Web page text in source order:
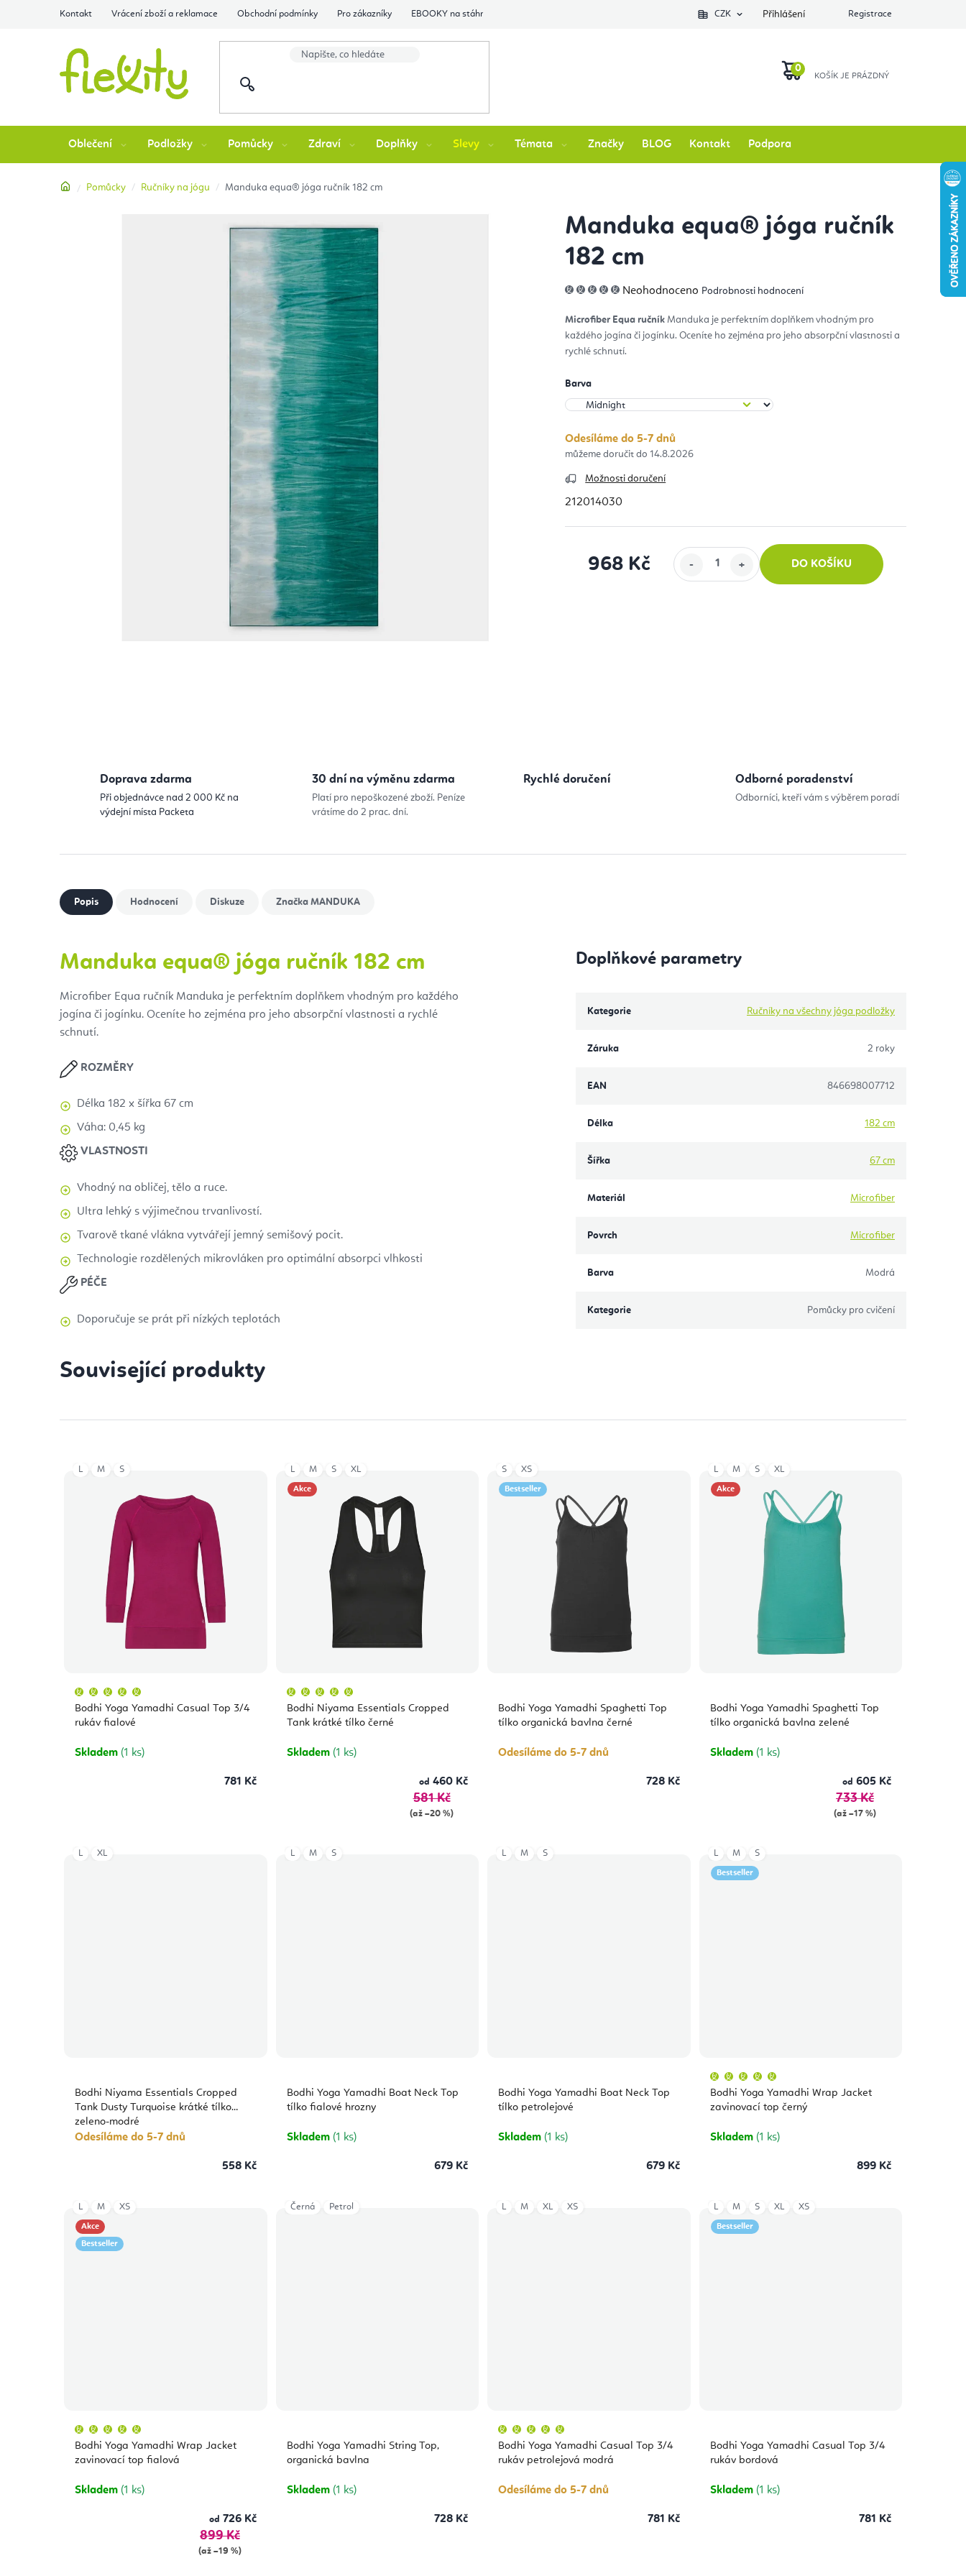
Kontakt Vrácení zboží a reklamace Obchodní podmínky Pro zákazníky EBOOKY na stáhnutí Podlozkynajogu.cz Zkontrolovat stav objednávky O nás
CZK Přihlášení Registrace
KOŠÍK
Oblečení Podložky Pomůcky Zdraví Doplňky Slevy Témata Značky BLOG Kontakt Podpora
DomůPomůcky Ručníky na jógu Manduka equa® jóga ručník 182 cm
Manduka equa® jóga ručník
182 cm
Průměrné
hodnocení
0,0
5
hvězdiček.
Neohodnoceno Podrobnosti hodnocení
Microfiber Equa ručník Manduka je perfektním doplňkem vhodným pro
každého jogína či jogínku. Oceníte ho zejména pro jeho absorpční vlastnosti a
rychlé schnutí.
Barva
Odesíláme do 5-7 dnů
14.8.2026
Možnosti doručení
212014030
968 Kč DO KOŠÍKU
Doprava zdarma
Při objednávce nad 2 000 Kč na
výdejní místa Packeta
30 dní na výměnu zdarma
Platí pro nepoškozené zboží. Peníze
vrátíme do 2 prac. dní.
Rychlé doručení Odborné poradenství
Odborníci, kteří vám s výběrem poradí
Popis Hodnocení Diskuze Značka MANDUKA
Manduka equa® jóga ručník 182 cm
Microfiber Equa ručník Manduka je perfektním doplňkem vhodným pro každého
jogína či jogínku. Oceníte ho zejména pro jeho absorpční vlastnosti a rychlé
schnutí.
ROZMĚRY
Délka 182 x šířka 67 cm
Váha: 0,45 kg
VLASTNOSTI
Vhodný na obličej, tělo a ruce.
Ultra lehký s výjimečnou trvanlivostí.
Tvarově tkané vlákna vytvářejí jemný semišový pocit.
Technologie rozdělených mikrovláken pro optimální absorpci vlhkosti
PÉČE
Doporučuje se prát při nízkých teplotách
Doplňkové parametry
Kategorie Ručníky na všechny jóga podložky
Záruka 2 roky
EAN 846698007712
Délka 182 cm
Šířka 67 cm
Materiál Microfiber
Povrch Microfiber
Barva Modrá
Kategorie Pomůcky pro cvičení
Související produkty
Bodhi Yoga Yamadhi Casual Top 3/4
rukáv fialové
produktu
je
hvězdiček.
Skladem (1 ks)
781 Kč
L M S
Akce
Bodhi Niyama Essentials Cropped
Tank krátké tílko černé
produktu
je
5,0
hvězdiček.
Skladem (1 ks)
od 460 Kč
581 Kč
(až –20 %)
L M S XL
Bestseller
Bodhi Yoga Yamadhi Spaghetti Top
tílko organická bavlna černé
Odesíláme do 5-7 dnů
728 Kč
S XS
Akce
Bodhi Yoga Yamadhi Spaghetti Top
tílko organická bavlna zelené
Skladem (1 ks)
od 605 Kč
733 Kč
(až –17 %)
L M S XL
Bodhi Niyama Essentials Cropped
Tank Dusty Turquoise krátké tílko
zeleno-modré
Odesíláme do 5-7 dnů
558 Kč
L XL
Bodhi Yoga Yamadhi Boat Neck Top
tílko fialové hrozny
Skladem (1 ks)
679 Kč
L M S
Bodhi Yoga Yamadhi Boat Neck Top
tílko petrolejové
Skladem (1 ks)
679 Kč
L M S
Bestseller
Bodhi Yoga Yamadhi Wrap Jacket
zavinovací top černý
produktu
je
5,0
hvězdiček.
Skladem (1 ks)
899 Kč
L M S
Akce
Bestseller
Bodhi Yoga Yamadhi Wrap Jacket
zavinovací top fialová
produktu
je
5,0
hvězdiček.
Skladem (1 ks)
od 726 Kč
899 Kč
(až –19 %)
L M XS
Bodhi Yoga Yamadhi String Top,
organická bavlna
Skladem (1 ks)
728 Kč
Černá Petrol
Bodhi Yoga Yamadhi Casual Top 3/4
rukáv petrolejová modrá
produktu
je
5,0
hvězdiček.
Odesíláme do 5-7 dnů
781 Kč
L M XL XS
Bestseller
Bodhi Yoga Yamadhi Casual Top 3/4
rukáv bordová
Skladem (1 ks)
781 Kč
L M S XL XS